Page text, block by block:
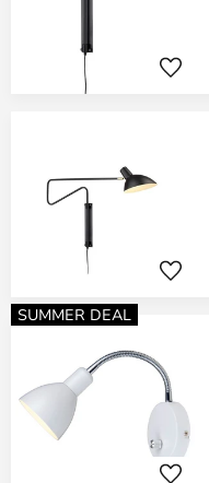
SUMMER DEAL